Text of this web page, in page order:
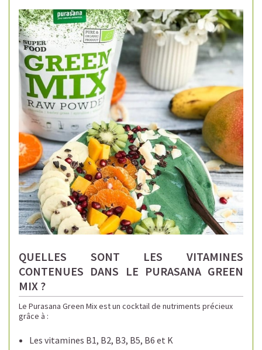
QUELLES SONT LES VITAMINES
CONTENUES DANS LE PURASANA GREEN
MIX ?
Le Purasana Green Mix est un cocktail de nutriments précieux
grâce à :
Les vitamines B1, B2, B3, B5, B6 et K